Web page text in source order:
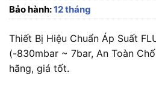
Bảo hành:12 tháng
Thiết Bị Hiệu Chuẩn Áp Suất
(-830mbar ~ 7bar, An Toàn
hãng, giá tốt.